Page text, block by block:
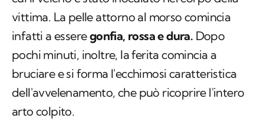
vittima. La pelle attorno al morso comincia
infatti a esseregonfia, rossa e dura. Dopo
pochi minuti, inoltre, la ferita comincia a
bruciare e si forma l'ecchimosi caratteristica
dell'avvelenamento, che può ricoprire l'intero
arto colpito.